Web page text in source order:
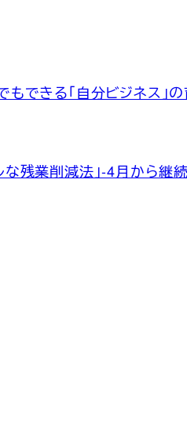
もできる「自分ビジネス
残業削減法」-4月から継